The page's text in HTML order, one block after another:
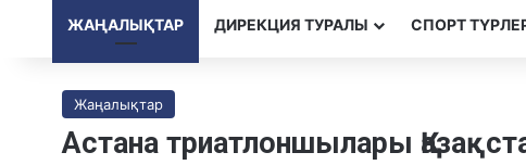
ЖАҢАЛЫҚТАР ДИРЕКЦИЯ ТУРАЛЫ CПОРТ
Жаңалықтар
Астана триатлоншылары